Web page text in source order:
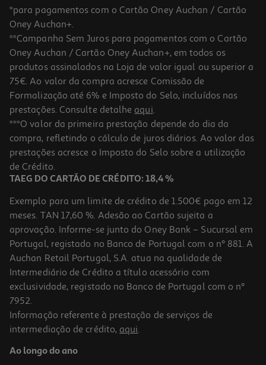
*para pagamentos com o Cartão Oney Auchan / Cartão
Oney Auchan+.
**Campanha Sem Juros para pagamentos com o Cartão
Oney Auchan / Cartão Oney Auchan+, em todos os
produtos assinalados na Loja de valor igual ou superior a
75€. Ao valor da compra acresce Comissão de
Formalização até 6% e Imposto do Selo, incluídos nas
prestações. Consulte detalhe aqui.
***O valor da primeira prestação depende do dia da
compra, refletindo o cálculo de juros diários. Ao valor das
prestações acresce o Imposto do Selo sobre a utilização
de Crédito.
TAEG DO CARTÃO DE CRÉDITO: 18,4 %
Exemplo para um limite de crédito de 1.500€ pago em 12
meses. TAN 17,60 %. Adesão ao Cartão sujeita a
aprovação. Informe-se junto do Oney Bank – Sucursal em
Portugal, registado no Banco de Portugal com o nº 881. A
Auchan Retail Portugal, S.A. atua na qualidade de
Intermediário de Crédito a título acessório com
exclusividade, registado no Banco de Portugal com o nº
7952.
Informação referente à prestação de serviços de
intermediação de crédito, aqui.
Ao longo do ano